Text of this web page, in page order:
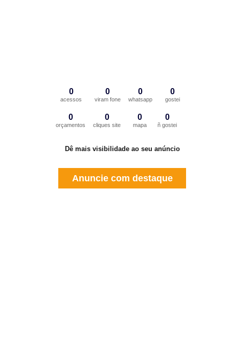
0
acessos
0
viram fone
0
whatsapp
0
gostei
0
orçamentos
0
cliques site
0
mapa
0
ñ gostei
Dê mais visibilidade ao seu anúncio
Anuncie com destaque